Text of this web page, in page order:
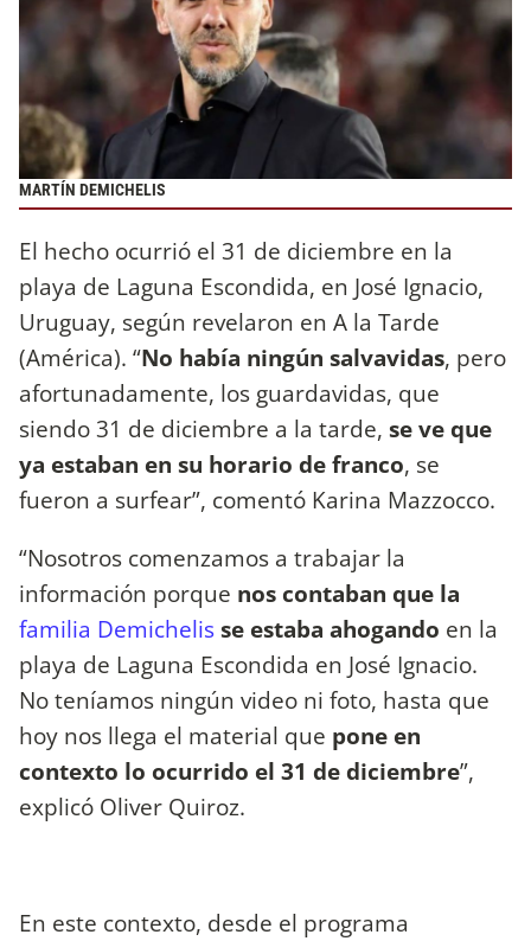
MARTÍN DEMICHELIS
El hecho ocurrió el 31 de diciembre en la
playa de Laguna Escondida, en José Ignacio,
Uruguay, según revelaron en A la Tarde
(América). “No había ningún salvavidas, pero
afortunadamente, los guardavidas, que
siendo 31 de diciembre a la tarde, se ve que
ya estaban en su horario de franco, se
fueron a surfear”, comentó Karina Mazzocco.
“Nosotros comenzamos a trabajar la
información porque nos contaban que la
familia Demichelisse estaba ahogando en la
playa de Laguna Escondida en José Ignacio.
No teníamos ningún video ni foto, hasta que
hoy nos llega el material que pone en
contexto lo ocurrido el 31 de diciembre”,
explicó Oliver Quiroz.
En este contexto, desde el programa